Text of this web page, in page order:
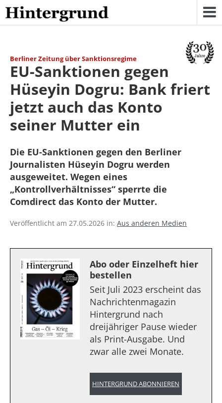
Skip
to
content
Berliner Zeitung über Sanktionsregime
EU-Sanktionen gegen
Hüseyin Dogru: Bank friert
jetzt auch das Konto
seiner Mutter ein
Die EU-Sanktionen gegen den Berliner
Journalisten Hüseyin Dogru werden
ausgeweitet. Wegen eines
„Kontrollverhältnisses“ sperrte die
Comdirect das Konto der Mutter.
Veröffentlicht am 27.05.2026 in: Aus anderen Medien
Abo oder Einzelheft hier
bestellen
Seit Juli 2023 erscheint das
Nachrichtenmagazin
Hintergrund nach
dreijähriger Pause wieder
als Print-Ausgabe. Und
zwar alle zwei Monate.
HINTERGRUND ABONNIEREN